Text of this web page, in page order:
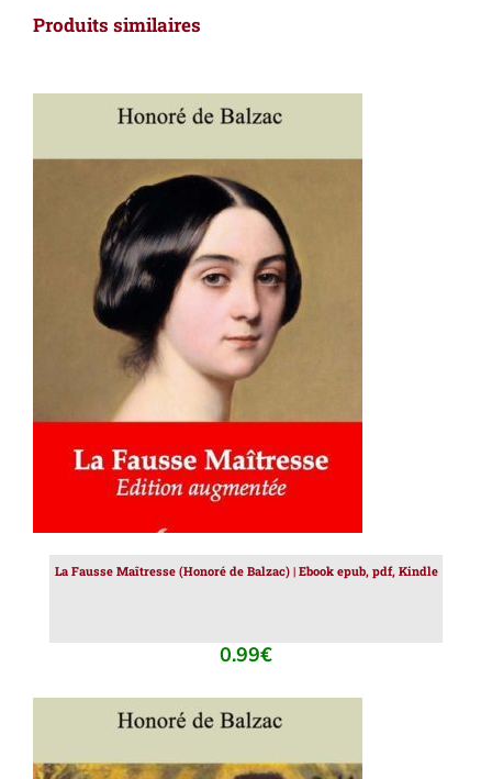
Produits similaires
AJOUTER AU PANIER / DÉTAILS
La Fausse Maîtresse (Honoré de Balzac) | Ebook epub, pdf, Kindle
0.99€